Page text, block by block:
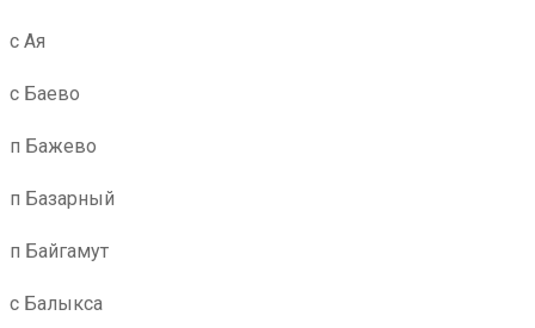
с Ая
с Баево
п Бажево
п Базарный
п Байгамут
с Балыкса